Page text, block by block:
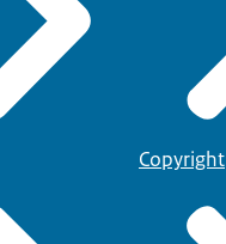
Copyright